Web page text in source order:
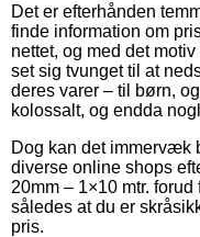
Det er efterhånden
finde information om
nettet, og med det
set sig tvunget til at
deres varer – til børn,
kolossalt, og endda
Dog kan det immervæk
diverse online shops
20mm – 1×10 mtr.
således at du er
pris.